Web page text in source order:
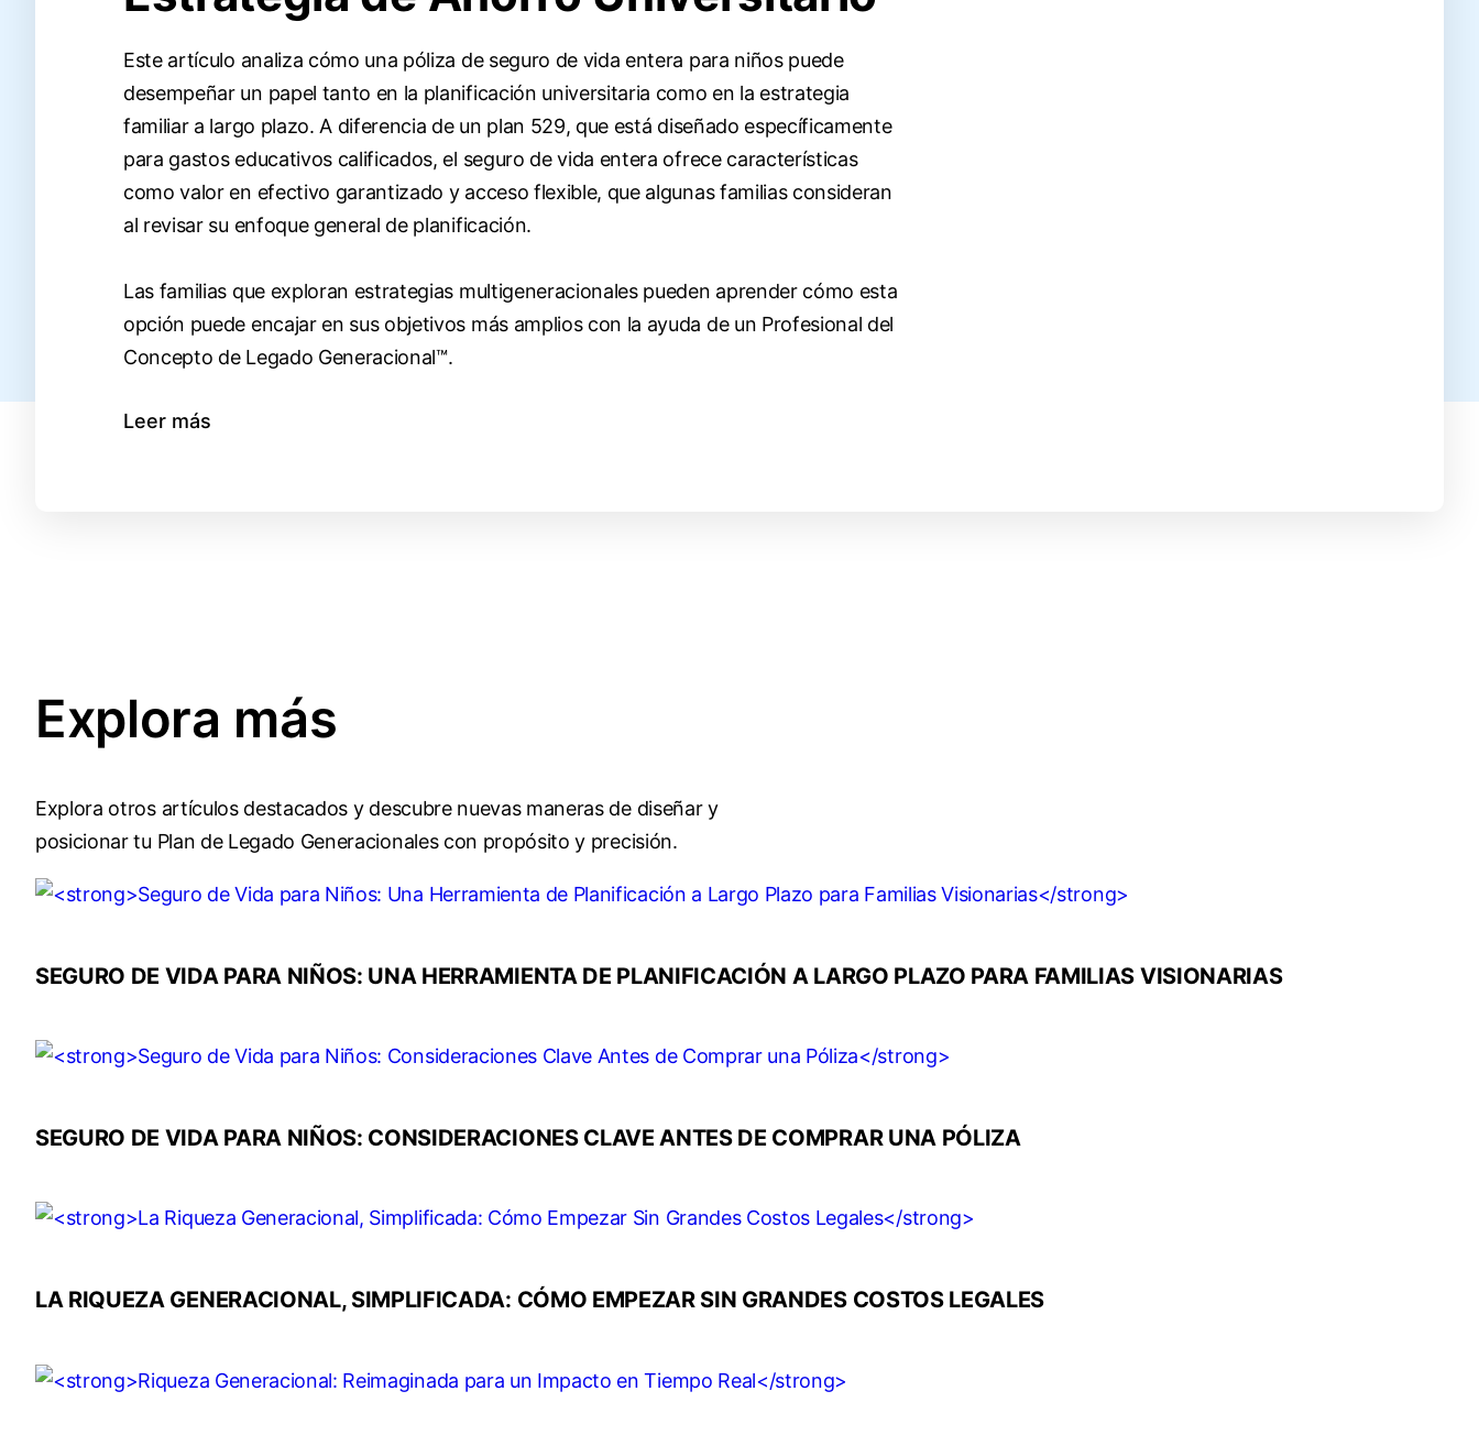
Este artículo analiza cómo una póliza de seguro de vida entera para niños puede
desempeñar un papel tanto en la planificación universitaria como en la estrategia
familiar a largo plazo. A diferencia de un plan 529, que está diseñado específicamente
para gastos educativos calificados, el seguro de vida entera ofrece características
como valor en efectivo garantizado y acceso flexible, que algunas familias consideran
al revisar su enfoque general de planificación.
Las familias que exploran estrategias multigeneracionales pueden aprender cómo esta
opción puede encajar en sus objetivos más amplios con la ayuda de un Profesional del
Concepto de Legado Generacional™.
Leer más
Explora más
Explora otros artículos destacados y descubre nuevas maneras de diseñar y
posicionar tu Plan de Legado Generacionales con propósito y precisión.
SEGURO DE VIDA PARA NIÑOS: UNA HERRAMIENTA DE PLANIFICACIÓN A LARGO PLAZO PARA FAMILIAS VISIONARIAS
SEGURO DE VIDA PARA NIÑOS: CONSIDERACIONES CLAVE ANTES DE COMPRAR UNA PÓLIZA
LA RIQUEZA GENERACIONAL, SIMPLIFICADA: CÓMO EMPEZAR SIN GRANDES COSTOS LEGALES